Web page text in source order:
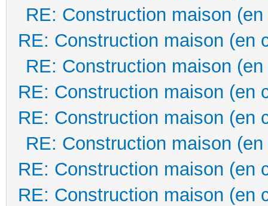
RE: Construction maison
RE: Construction maison (en
RE: Construction maison
RE: Construction maison (en
RE: Construction maison (en
RE: Construction maison
RE: Construction maison (en
RE: Construction maison (en